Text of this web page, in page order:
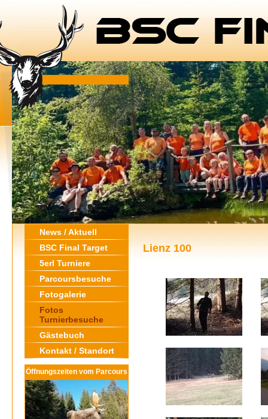
News / Aktuell
BSC Final Target
5erl Turniere
Parcoursbesuche
Fotogalerie
Fotos
Turnierbesuche
Gästebuch
Kontakt / Standort
Öffnungszeiten vom Parcours
Lienz 100